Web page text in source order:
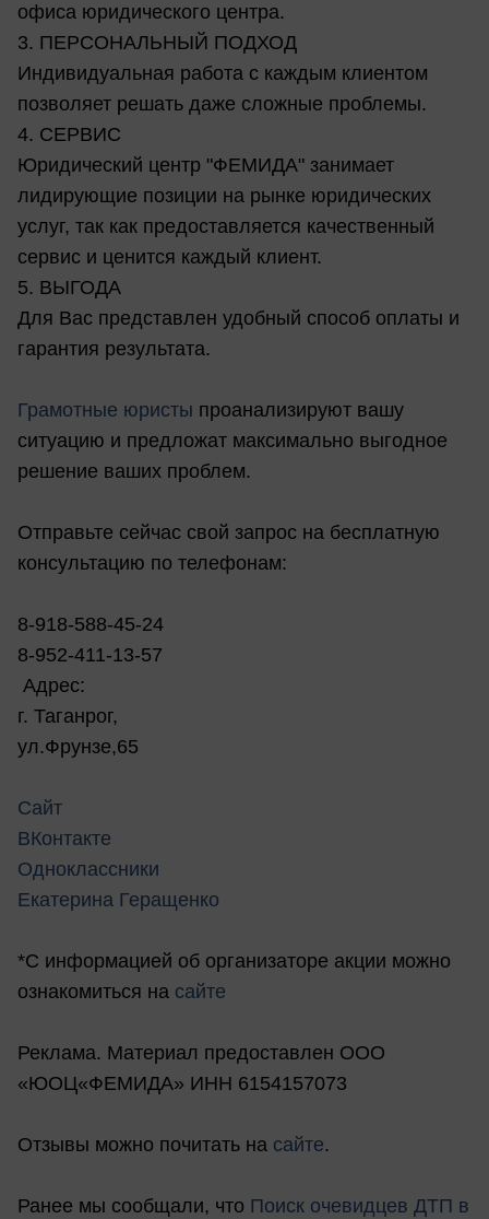
офиса юридического центра.
3. ПЕРСОНАЛЬНЫЙ ПОДХОД
Индивидуальная работа с каждым клиентом
позволяет решать даже сложные проблемы.
4. СЕРВИС
Юридический центр "ФЕМИДА" занимает
лидирующие позиции на рынке юридических
услуг, так как предоставляется качественный
сервис и ценится каждый клиент.
5. ВЫГОДА
Для Вас представлен удобный способ оплаты и
гарантия результата.
Грамотные юристы проанализируют вашу
ситуацию и предложат максимально выгодное
решение ваших проблем.
Отправьте сейчас свой запрос на бесплатную
консультацию по телефонам:
8-918-588-45-24
8-952-411-13-57
Адрес:
г. Таганрог,
ул.Фрунзе,65
Сайт
ВКонтакте
Одноклассники
Екатерина Геращенко
*С информацией об организаторе акции можно
ознакомиться на сайте
Реклама. Материал предоставлен ООО
«ЮОЦ«ФЕМИДА» ИНН 6154157073
Отзывы можно почитать на сайте.
Ранее мы сообщали, что Поиск очевидцев ДТП в